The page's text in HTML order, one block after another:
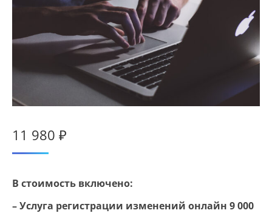
11 980 ₽
В стоимость включено:
– Услуга регистрации изменений онлайн 9 000